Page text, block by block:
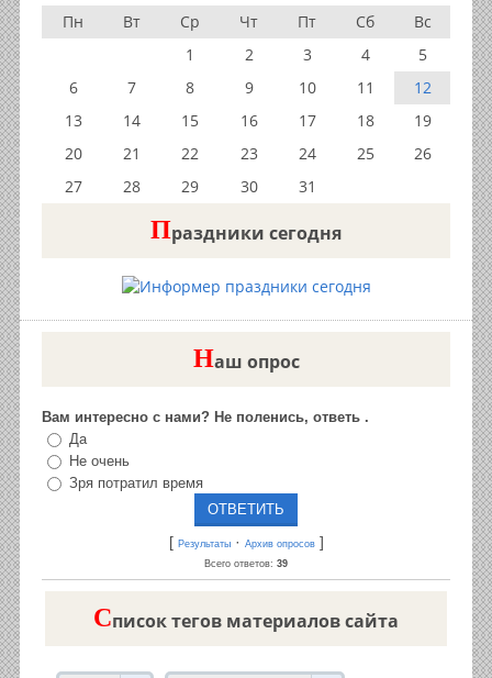
Пн
Вт Ср Чт Пт Сб
Вс
1
2 3 4
5
6
7 8 9 10 11
12
13
14 15 16 17 18
19
20
21 22 23 24 25
26
27
28 29 30 31
Праздники сегодня
Наш опрос
Вам интересно с нами? Не поленись, ответь .
Да
Не очень
Зря потратил время
[ Результаты· Архив опросов]
Всего ответов: 39
Cписок тегов материалов сайта